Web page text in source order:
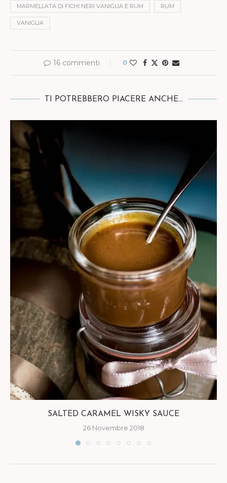
MARMELLATA DI FICHI NERI VANIGLIA E RUM RUM
VANIGLIA
16 commenti 0
TI POTREBBERO PIACERE ANCHE...
SALTED CARAMEL WISKY SAUCE
26 Novembre 2018